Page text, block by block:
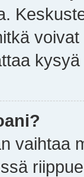
vaihtaa